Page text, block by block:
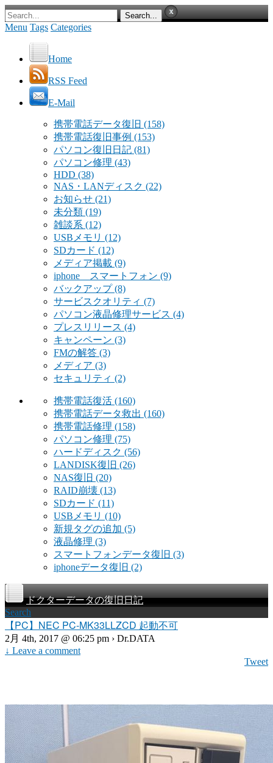
Menu Tags Categories
Home
RSS Feed
E-Mail
携帯電話データ復旧 (158)
携帯電話復旧事例 (153)
パソコン復旧日記 (81)
パソコン修理 (43)
HDD (38)
NAS・LANディスク (22)
お知らせ (21)
未分類 (19)
雑談系 (12)
USBメモリ (12)
SDカード (12)
メディア掲載 (9)
iphone スマートフォン (9)
バックアップ(8)
サービスクオリティ (7)
パソコン液晶修理サービス (4)
プレスリリース (4)
キャンペーン (3)
FMの解答 (3)
メディア (3)
セキュリティ (2)
携帯電話復活 (160)
携帯電話データ救出 (160)
携帯電話修理 (158)
パソコン修理 (75)
ハードディスク (56)
LANDISK復旧 (26)
NAS復旧 (20)
RAID崩壊 (13)
SDカード (11)
USBメモリ (10)
新規タグの追加 (5)
液晶修理 (3)
スマートフォンデータ復旧 (3)
iphoneデータ復旧 (2)
ドクターデータの復旧日記
Search
【PC】NEC PC-MK33LLZCD 起動不可
2月 4th, 2017 @ 06:25 pm › Dr.DATA
↓ Leave a comment
Tweet